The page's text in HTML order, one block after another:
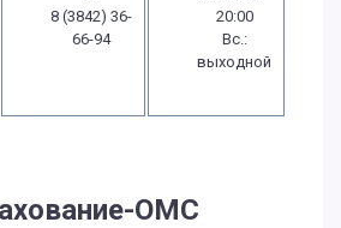
8 (3842) 36-
66-94
20:00
Вс.:
выходной
ОМС